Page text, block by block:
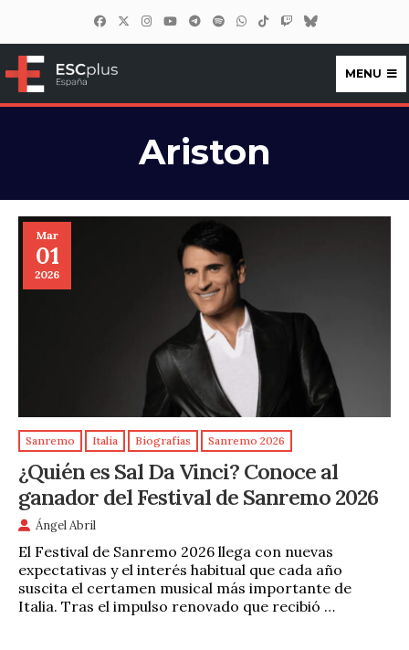
ESCplus España
MENU
Ariston
Mar
01
2026
Sanremo Italia Biografías Sanremo 2026
¿Quién es Sal Da Vinci? Conoce al
ganador del Festival de Sanremo 2026
Ángel Abril
El Festival de Sanremo 2026 llega con nuevas
expectativas y el interés habitual que cada año
suscita el certamen musical más importante de
Italia. Tras el impulso renovado que recibió …